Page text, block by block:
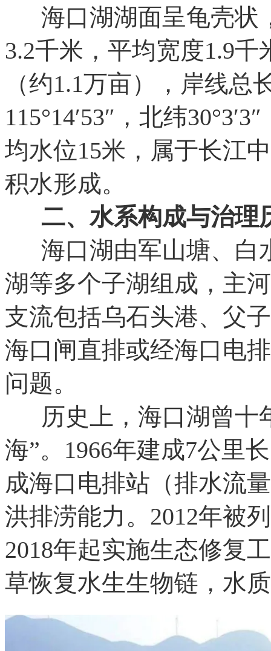
海口湖湖面呈龟壳状
3.2千米，平均宽度1.9
（约1.1万亩），岸线
115°14′53″，北纬
均水位15米，属于长江
积水形成。
二、水系构成与治理
海口湖由军山塘、白
湖等多个子湖组成，主
支流包括乌石头港、父
海口闸直排或经海口电
问题。
历史上，海口湖曾十
海”。1966年建成7公里
成海口电排站（排水流
洪排涝能力。2012年被
2018年起实施生态修复
草恢复水生生物链，水